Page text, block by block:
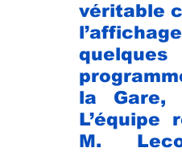
véritable
la Gare,
L’équipe
M.